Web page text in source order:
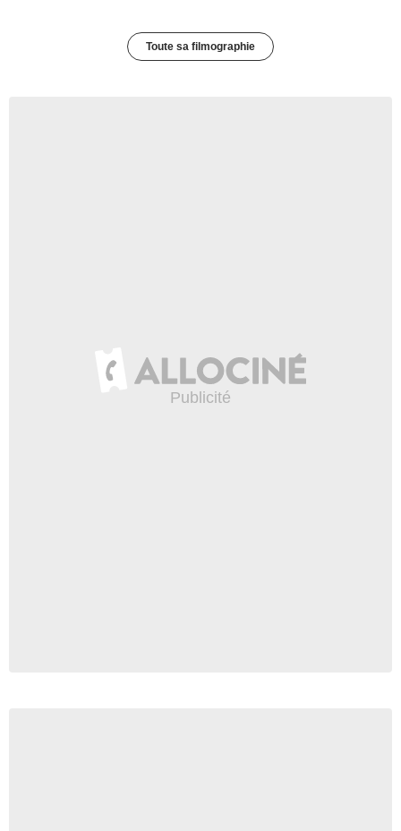
Toute sa filmographie